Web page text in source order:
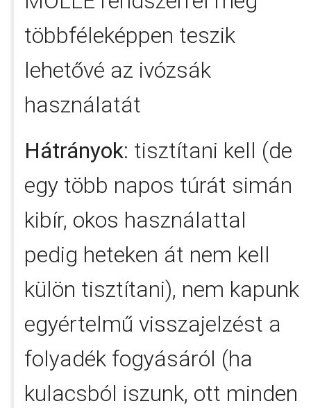
többféleképpen teszik
lehetővé az ivózsák
használatát
Hátrányok: tisztítani kell (de
egy több napos túrát simán
kibír, okos használattal
pedig heteken át nem kell
külön tisztítani), nem kapunk
egyértelmű visszajelzést a
folyadék fogyásáról (ha
kulacsból iszunk, ott minden